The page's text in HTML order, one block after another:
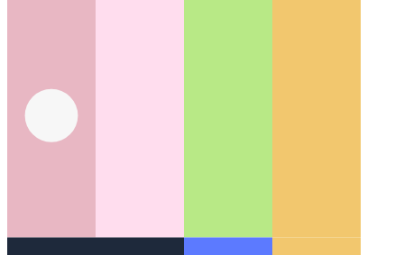
حول الويب